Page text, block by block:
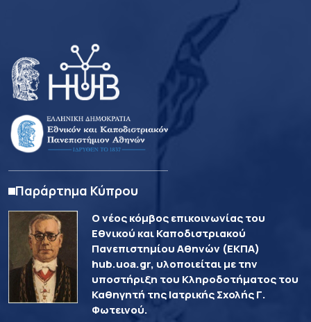
Παράρτημα Κύπρου
Ο νέος κόμβος επικοινωνίας του
Εθνικού και Καποδιστριακού
Πανεπιστημίου Αθηνών (ΕΚΠΑ)
hub.uoa.gr, υλοποιείται με την
υποστήριξη του Κληροδοτήματος του
Καθηγητή της Ιατρικής Σχολής Γ.
Φωτεινού.